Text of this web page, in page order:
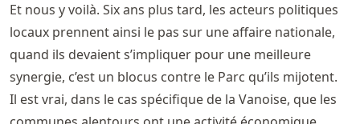
Et nous y voilà. Six ans plus tard, les acteurs politiques
locaux prennent ainsi le pas sur une affaire nationale,
quand ils devaient s’impliquer pour une meilleure
synergie, c’est un blocus contre le Parc qu’ils mijotent.
Il est vrai, dans le cas spécifique de la Vanoise, que les